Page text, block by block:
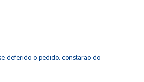
deferido o pedido, constarão do